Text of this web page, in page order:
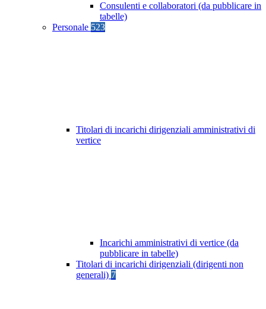
Consulenti e collaboratori (da pubblicare in
tabelle)
Personale 523
Titolari di incarichi dirigenziali amministrativi di
vertice
Incarichi amministrativi di vertice (da
pubblicare in tabelle)
Titolari di incarichi dirigenziali (dirigenti non
generali) 7